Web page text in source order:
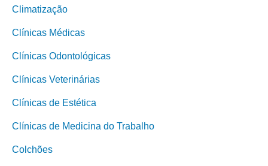
Climatização
Clínicas Médicas
Clínicas Odontológicas
Clínicas Veterinárias
Clínicas de Estética
Clínicas de Medicina do Trabalho
Colchões